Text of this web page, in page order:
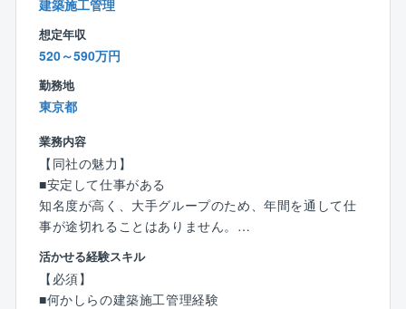
13:00 外回り（オーナーさま訪問・空室確認）
16:00 帰社 事務作業（敷金計算など）
18:30 退社
【入社後のフォロー体制◎】
■入社後は、約3日間かけて会社概要・システムなどを
座学でレクチャー。
その後は、配属先で先輩メンバーと一緒に、実務を通
じてデータベースの使い方などを覚えていきます。
■チームワーク抜群な職場
法改正についてなど、新しい情報については共有会や
建築施工管理
想定年収
520～590万円
勤務地
東京都
業務内容
【同社の魅力】
■安定して仕事がある
知名度が高く、大手グループのため、年間を通して仕
事が途切れることはありません。
同社の営業部からの依頼だけでなく、三井ホームから
の依頼もあり、施工管理として培ってきた知識・ノウ
ハウを発揮する場面が多くあります。
活かせる経験スキル
【必須】
■何かしらの建築施工管理経験